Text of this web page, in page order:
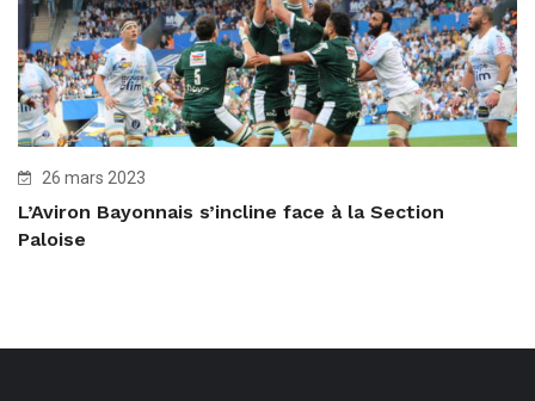
26 mars 2023
L’Aviron Bayonnais s’incline face à la Section
Paloise